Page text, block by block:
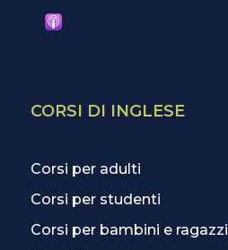
CORSI DI INGLESE
Corsi per adulti
Corsi per studenti
Corsi per bambini e ragazzi